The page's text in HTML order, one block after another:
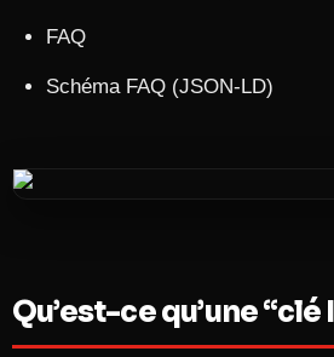
FAQ
Schéma FAQ (JSON-LD)
Qu’est-ce qu’une “clé